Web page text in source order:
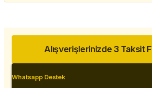
Alışverişlerinizde 3 Taksit
Whatsapp Destek